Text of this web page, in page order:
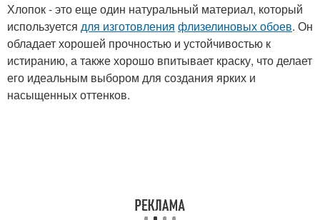
Хлопок - это еще один натуральный материал, который
используется для изготовления флизелиновых обоев. Он
обладает хорошей прочностью и устойчивостью к
истиранию, а также хорошо впитывает краску, что делает
его идеальным выбором для создания ярких и
насыщенных оттенков.